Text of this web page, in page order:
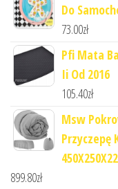
Do
73.00zł
Pfi Mata
Ii Od 2016
105.40zł
Msw
Przyczepę
899.80zł